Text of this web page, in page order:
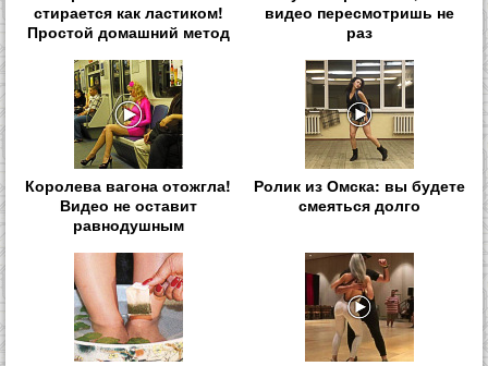
стирается как ластиком!
Простой домашний метод
видео пересмотришь не
раз
Королева вагона отожгла!
Видео не оставит
равнодушным
Ролик из Омска: вы будете
смеяться долго